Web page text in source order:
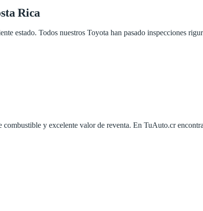
Rica
estado. Todos nuestros Toyota han pasado inspecciones
y excelente valor de reventa. En TuAuto.cr